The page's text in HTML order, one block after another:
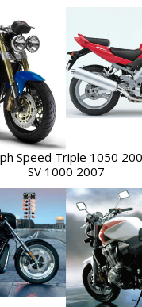
Speed Triple 1050
SV 1000 2007